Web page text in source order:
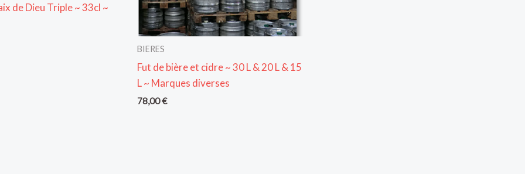
de Dieu Triple ~ 33cl ~
BIERES
Fut de bière et cidre ~ 30 L & 20 L & 15
L ~ Marques diverses
78,00€